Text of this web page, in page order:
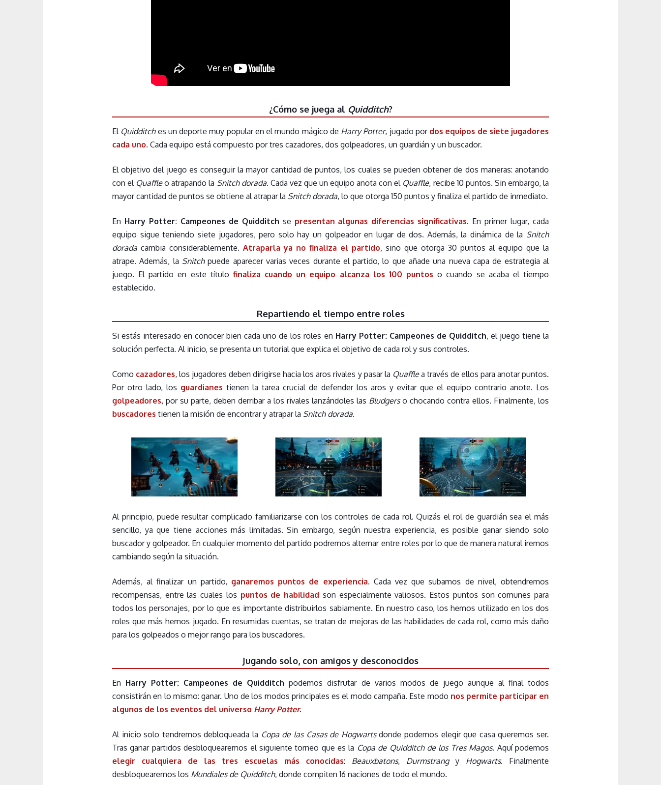
¿Cómo se juega al Quidditch?
El Quidditches un deporte muy popular en el mundo mágico de Harry Potter, jugado por dos equipos de siete jugadores
cada uno. Cada equipo está compuesto por tres cazadores, dos golpeadores, un guardián y un buscador.
El objetivo del juego es conseguir la mayor cantidad de puntos, los cuales se pueden obtener de dos maneras: anotando
con el Quaffleo atrapando la Snitch dorada. Cada vez que un equipo anota con el Quaffle, recibe 10 puntos. Sin embargo, la
mayor cantidad de puntos se obtiene al atrapar la Snitch dorada, lo que otorga 150 puntos y finaliza el partido de inmediato.
En Harry Potter: Campeones de Quidditch se presentan algunas diferencias significativas. En primer lugar, cada
equipo sigue teniendo siete jugadores, pero solo hay un golpeador en lugar de dos. Además, la dinámica de la Snitch
dorada cambia considerablemente. Atraparla ya no finaliza el partido, sino que otorga 30 puntos al equipo que la
atrape. Además, la Snitchpuede aparecer varias veces durante el partido, lo que añade una nueva capa de estrategia al
juego. El partido en este título finaliza cuando un equipo alcanza los 100 puntos o cuando se acaba el tiempo
establecido.
Repartiendo el tiempo entre roles
Si estás interesado en conocer bien cada uno de los roles en Harry Potter: Campeones de Quidditch, el juego tiene la
solución perfecta. Al inicio, se presenta un tutorial que explica el objetivo de cada rol y sus controles.
Como cazadores, los jugadores deben dirigirse hacia los aros rivales y pasar la Quafflea través de ellos para anotar puntos.
Por otro lado, los guardianes tienen la tarea crucial de defender los aros y evitar que el equipo contrario anote. Los
golpeadores, por su parte, deben derribar a los rivales lanzándoles las Bludgerso chocando contra ellos. Finalmente, los
buscadores tienen la misión de encontrar y atrapar la Snitch dorada.
Al principio, puede resultar complicado familiarizarse con los controles de cada rol. Quizás el rol de guardián sea el más
sencillo, ya que tiene acciones más limitadas. Sin embargo, según nuestra experiencia, es posible ganar siendo solo
buscador y golpeador. En cualquier momento del partido podremos alternar entre roles por lo que de manera natural iremos
cambiando según la situación.
Además, al finalizar un partido, ganaremos puntos de experiencia. Cada vez que subamos de nivel, obtendremos
recompensas, entre las cuales los puntos de habilidad son especialmente valiosos. Estos puntos son comunes para
todos los personajes, por lo que es importante distribuirlos sabiamente. En nuestro caso, los hemos utilizado en los dos
roles que más hemos jugado. En resumidas cuentas, se tratan de mejoras de las habilidades de cada rol, como más daño
para los golpeados o mejor rango para los buscadores.
Jugando solo, con amigos y desconocidos
En Harry Potter: Campeones de Quidditch podemos disfrutar de varios modos de juego aunque al final todos
consistirán en lo mismo: ganar. Uno de los modos principales es el modo campaña. Este modo nos permite participar en
algunos de los eventos del universo Harry Potter.
Al inicio solo tendremos debloqueada la Copa de las Casas de Hogwartsdonde podemos elegir que casa queremos ser.
Tras ganar partidos desbloquearemos el siguiente torneo que es la Copa de Quidditch de los Tres Magos. Aquí podemos
elegir cualquiera de las tres escuelas más conocidas: Beauxbatons, Durmstrangy Hogwarts. Finalmente
desbloquearemos los Mundiales de Quidditch, donde compiten 16 naciones de todo el mundo.